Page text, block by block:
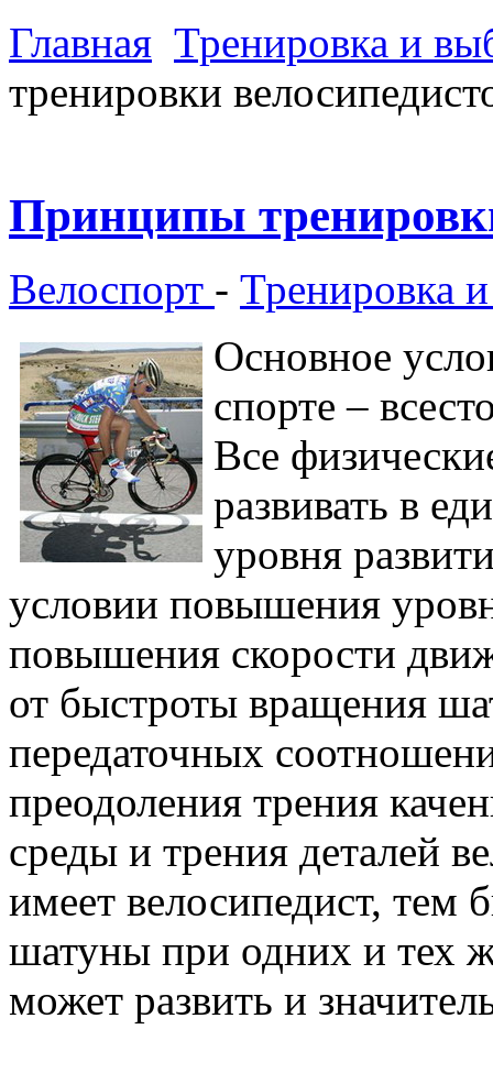
Главная Тренировка и
тренировки
Принципы
Велоспорт - Тренировка
Основное
спорте –
Все
развивать в
уровня
условии повышения
повышения скорости
от быстроты вращения
передаточных
преодоления трения
среды и трения деталей
имеет велосипедист, тем
шатуны при одних и тех
может развить и